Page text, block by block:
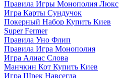
Правила Игры Монополия Люкс
Игра Карты Сундучок
Покерный Набор Купить Киев
Super Fermer
Правила Уно Флип
Правила Игра Монополия
Игра Алиас Слова
Манчкин Кот Купить Киев
Игра Шрек Навсегда